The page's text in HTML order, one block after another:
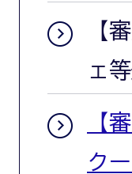
【
ェ
【
ク